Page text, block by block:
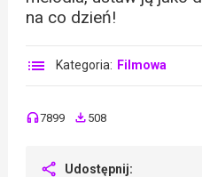
na co dzień!
Kategoria: Filmowa
7899 508
Udostępnij: